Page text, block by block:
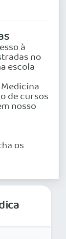
à
no
escola
de cursos
nosso
os